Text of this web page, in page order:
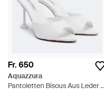
Fr. 650
Aquazzura
Pantoletten Bisous Aus Leder -